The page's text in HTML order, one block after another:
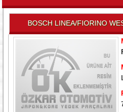
BOSCH LINEA/FIORINO